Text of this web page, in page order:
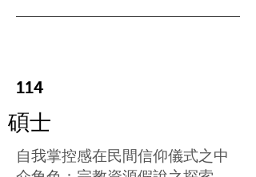
114
碩士
自我掌控感在民間信仰儀式之中